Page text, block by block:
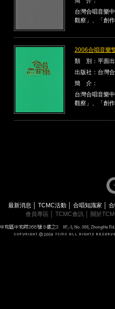
台灣合唱音樂
觀察」、「創
2006合唱音樂
類 別：平面
出版社：台灣
簡 介：
台灣合唱音樂
觀察」、「創
最新消息 TCMC活動 合唱知識家
會員專區
TCMC會訊 關於